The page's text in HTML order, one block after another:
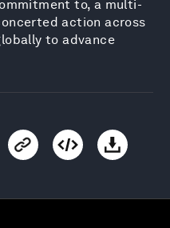
to, a multi-
action across
to advance